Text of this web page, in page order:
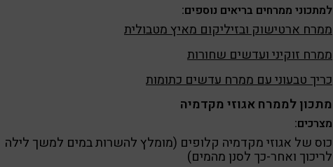
למתכוני ממרחים בריאים נוספים:
ממרח ארטישוק ובזיליקום מאיץ מטבולית
ממרח זוקיני ועדשים שחורות
כריך טבעוני עם ממרח עדשים כתומות
מתכון לממרח אגוזי מקדמיה
מצרכים:
כוס של אגוזי מקדמיה קלופים (מומלץ להשרות במים למשך לילה
לריכוך ואחר-כך לסנן מהמים)